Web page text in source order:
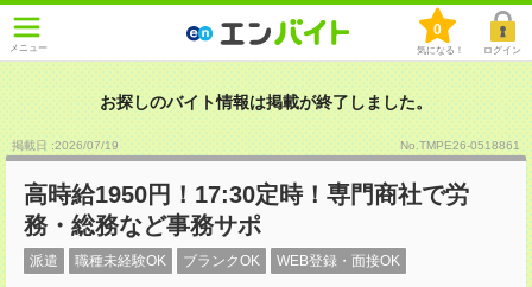
メニュー
0
気になる！ ログイン
お探しのバイト情報は掲載が終了しました。
掲載日 :2026/07/19 No.TMPE26-0518861
高時給1950円！17:30定時！専門商社で労
務・総務など事務サポ
派遣 職種未経験OK ブランクOK WEB登録・面接OK